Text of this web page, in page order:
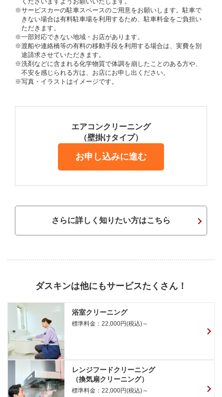
※サービスカーの駐車スペースのご用意をお願いします。駐車で
きない場合は有料駐車場を利用するため、駐車料金をご負担い
ただきます。
※一部対応できない地域・お店があります。
※渡船や連絡橋等の有料の移動手段を利用する場合は、実費を別
途請求させていただきます。
※洗剤などに含まれる化学物質で体調を崩したことのある方や、
不安を感じられる方は、お店にお申し出ください。
※写真・イラストはイメージです。
エアコンクリーニング
（壁掛けタイプ）
お申し込みに進む
さらに詳しく知りたい方はこちら
ダスキンは他にもサービスたくさん！
浴室クリーニング
標準料金：22,000円(税込)～
レンジフードクリーニング
（換気扇クリーニング）
標準料金：22,000円(税込)～